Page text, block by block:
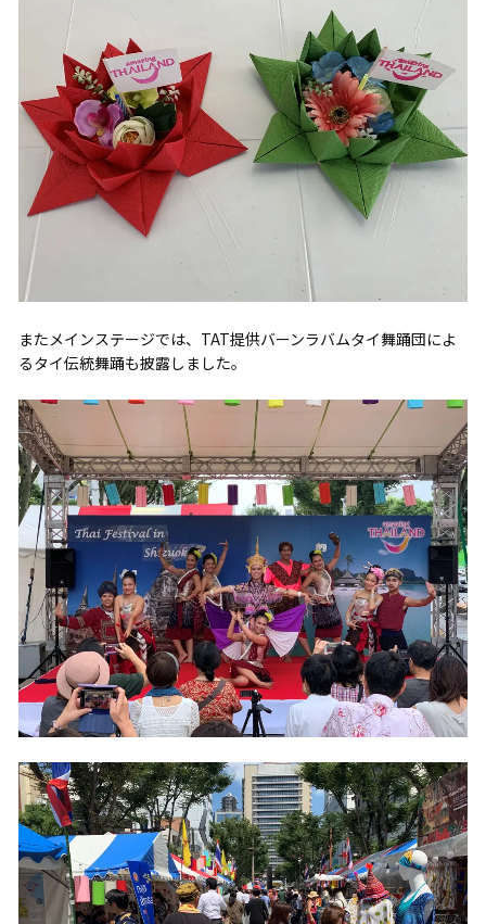
またメインステージでは、TAT提供バーンラバムタイ舞踊団によ
るタイ伝統舞踊も披露しました。